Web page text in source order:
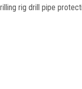
rig drill pipe